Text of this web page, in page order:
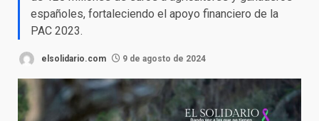
españoles, fortaleciendo el apoyo financiero de la
PAC 2023.
elsolidario.com 9 de agosto de 2024